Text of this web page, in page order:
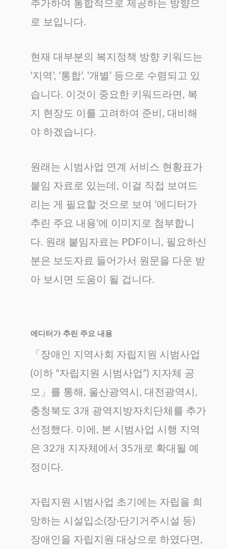
추가하여 통합적으로 제공하는 방향으
로 보입니다.
현재 대부분의 복지정책 방향 키워드는
‘지역’, ‘통합’, ‘개별’ 등으로 수렴되고 있
습니다. 이것이 중요한 키워드라면, 복
지 현장도 이를 고려하여 준비, 대비해
야 하겠습니다.
원래는 시범사업 연계 서비스 현황표가
붙임 자료로 있는데, 이걸 직접 보여드
리는 게 필요할 것으로 보여 ‘에디터가
추린 주요 내용’에 이미지로 첨부합니
다. 원래 붙임자료는 PDF이니, 필요하신
분은 보도자료 들어가서 원문을 다운 받
아 보시면 도움이 될 겁니다.
에디터가 추린 주요 내용
「장애인 지역사회 자립지원 시범사업
(이하 “자립지원 시범사업”) 지자체 공
모」를 통해, 울산광역시, 대전광역시,
충청북도 3개 광역지방자치단체를 추가
선정했다. 이에, 본 시범사업 시행 지역
은 32개 지자체에서 35개로 확대될 예
정이다.
자립지원 시범사업 초기에는 자립을 희
망하는 시설입소(장·단기거주시설 등)
장애인을 자립지원 대상으로 하였다면,